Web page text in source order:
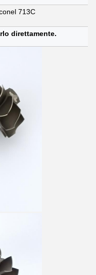
713C
direttamente.